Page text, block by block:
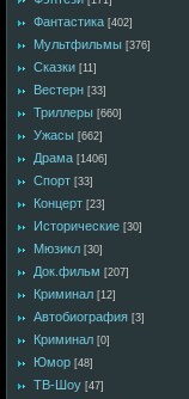
Фантастика [402]
Мультфильмы [376]
Сказки [11]
Вестерн [33]
Триллеры [660]
Ужасы [662]
Драма [1406]
Спорт [33]
Концерт [23]
Исторические [30]
Мюзикл [30]
Док.фильм [207]
Криминал [12]
Автобиография [3]
Криминал [0]
Юмор [48]
ТВ-Шоу [47]